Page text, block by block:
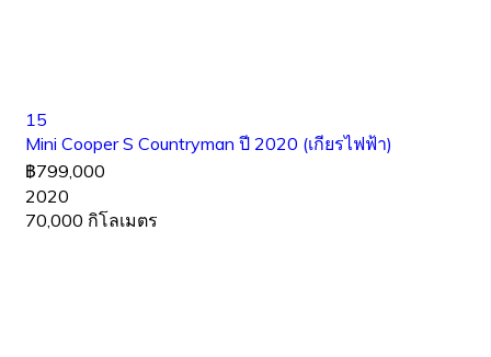
15
Mini Cooper S Countryman ปี 2020 (เกียรไฟฟ้า)
฿799,000
2020
70,000 กิโลเมตร